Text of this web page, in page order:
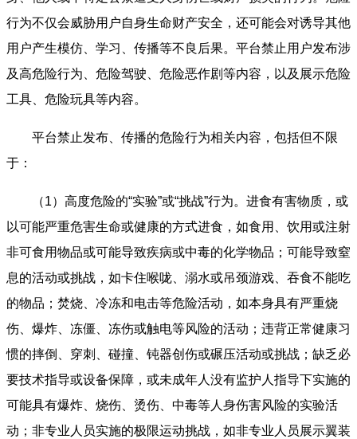
行为不仅会威胁用户自身生命财产安全，还可能会对诱导其他
用户产生模仿、学习、传播等不良后果。平台禁止用户发布涉
及高危险行为、危险驾驶、危险恶作剧等内容，以及展示危险
工具、危险玩具等内容。
平台禁止发布、传播的危险行为相关内容，包括但不限
于：
（1）高度危险的“实验”或“挑战”行为。进食有害物质，或
以可能严重危害生命或健康的方式进食，如食用、饮用或注射
非可食用物品或可能导致疾病或中毒的化学物品；可能导致窒
息的活动或挑战，如卡住喉咙、溺水或吊颈游戏、吞食不能吃
的物品；焚烧、冷冻和电击等危险活动，如本身具有严重烧
伤、爆炸、冻僵、冻伤或触电等风险的活动；违背正常健康习
惯的摔倒、穿刺、碰撞、钝器创伤或碾压活动或挑战；缺乏必
要技术指导或设备保障，或未成年人没有监护人指导下实施的
可能具有爆炸、烧伤、烫伤、中毒等人身伤害风险的实验活
动；非专业人员实施的极限运动挑战，如非专业人员展示翼装